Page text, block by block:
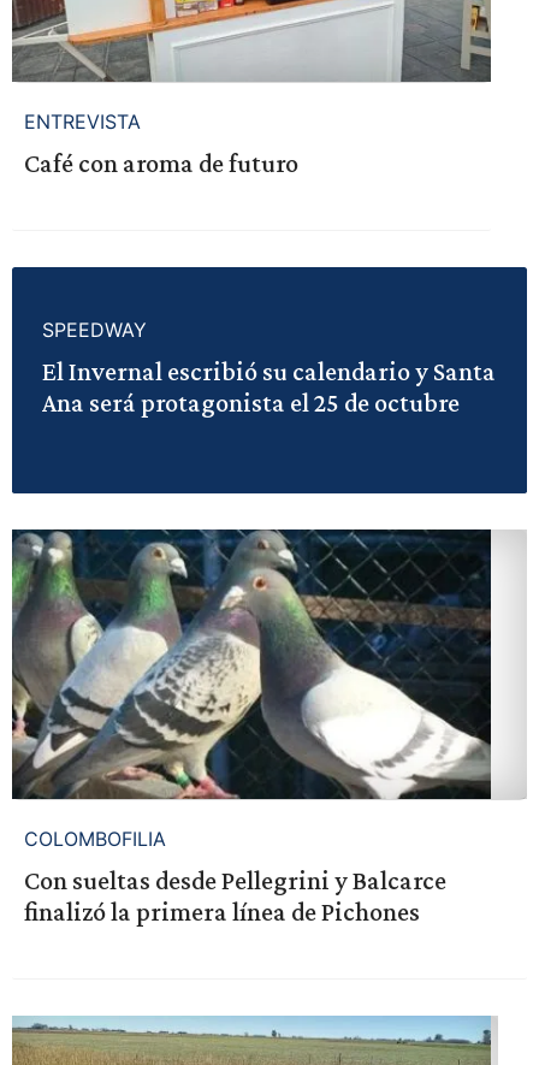
ENTREVISTA
Café con aroma de futuro
SPEEDWAY
El Invernal escribió su calendario y Santa
Ana será protagonista el 25 de octubre
COLOMBOFILIA
Con sueltas desde Pellegrini y Balcarce
finalizó la primera línea de Pichones